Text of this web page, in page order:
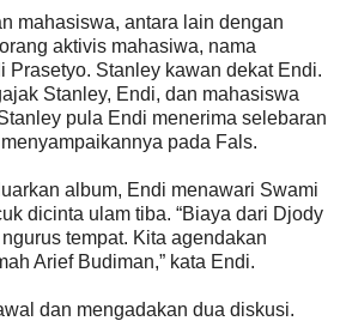
mahasiswa, antara lain dengan
aktivis mahasiwa, nama
Prasetyo. Stanley kawan dekat Endi.
Stanley, Endi, dan mahasiswa
pula Endi menerima selebaran
pada Fals.
album, Endi menawari Swami
dicinta ulam tiba. “Biaya dari Djody
tempat. Kita agendakan
Arief Budiman,” kata Endi.
dan mengadakan dua diskusi.